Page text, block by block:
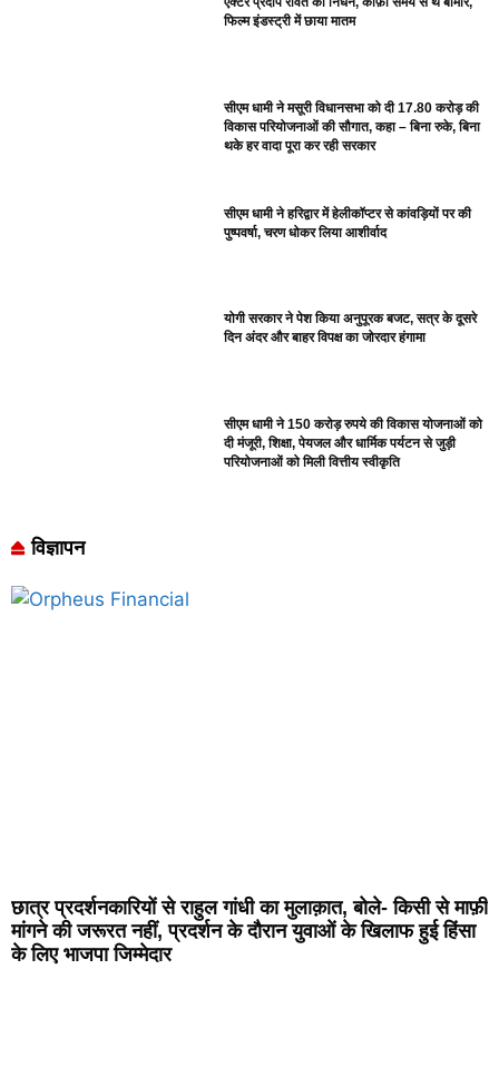
फिल्म इंडस्ट्री में छाया मातम
सीएम धामी ने मसूरी विधानसभा को दी 17.80 करोड़ की
विकास परियोजनाओं की सौगात, कहा – बिना रुके, बिना
थके हर वादा पूरा कर रही सरकार
सीएम धामी ने हरिद्वार में हेलीकॉप्टर से कांवड़ियों पर की
पुष्पवर्षा, चरण धोकर लिया आशीर्वाद
योगी सरकार ने पेश किया अनुपूरक बजट, सत्र के दूसरे
दिन अंदर और बाहर विपक्ष का जोरदार हंगामा
सीएम धामी ने 150 करोड़ रुपये की विकास योजनाओं को
दी मंजूरी, शिक्षा, पेयजल और धार्मिक पर्यटन से जुड़ी
परियोजनाओं को मिली वित्तीय स्वीकृति
विज्ञापन
छात्र प्रदर्शनकारियों से राहुल गांधी का मुलाक़ात, बोले- किसी से माफ़ी
मांगने की जरूरत नहीं, प्रदर्शन के दौरान युवाओं के खिलाफ हुई हिंसा
के लिए भाजपा जिम्मेदार